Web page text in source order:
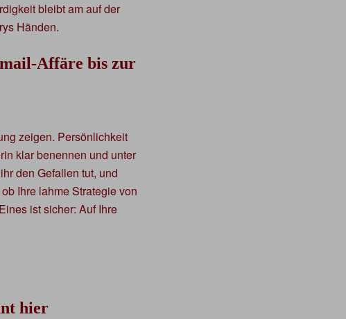
bleibt am auf der
Händen.
Affäre bis zur
zeigen. Persönlichkeit
klar benennen und unter
den Gefallen tut, und
Ihre lahme Strategie von
ist sicher: Auf Ihre
hier